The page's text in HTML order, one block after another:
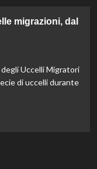
migrazioni, dal
Uccelli Migratori
di uccelli durante